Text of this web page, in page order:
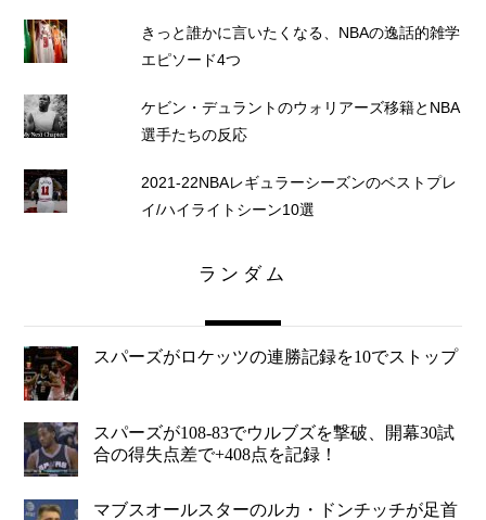
きっと誰かに言いたくなる、NBAの逸話的雑学
エピソード4つ
ケビン・デュラントのウォリアーズ移籍とNBA
選手たちの反応
2021-22NBAレギュラーシーズンのベストプレ
イ/ハイライトシーン10選
ランダム
スパーズがロケッツの連勝記録を10でストップ
スパーズが108-83でウルブズを撃破、開幕30試
合の得失点差で+408点を記録！
マブスオールスターのルカ・ドンチッチが足首